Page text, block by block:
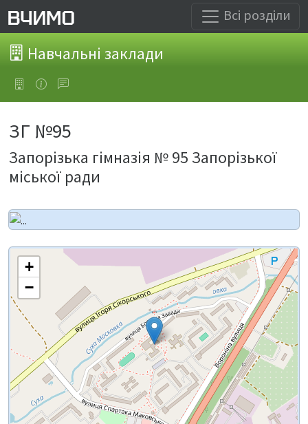
Всі розділи
Навчальні заклади
ЗГ №95
Запорізька гімназія № 95 Запорізької
міської ради
+
−